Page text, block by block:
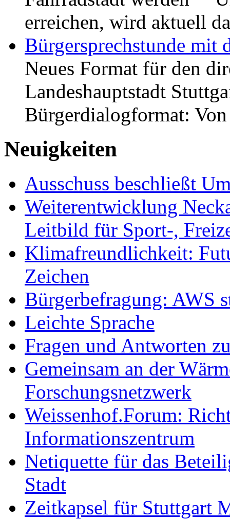
erreichen, wird aktuell
Bürgersprechstunde mit
Neues Format für den
Landeshauptstadt
Bürgerdialogformat:
Neuigkeiten
Ausschuss beschließt
Weiterentwicklung
Leitbild für Sport-,
Klimafreundlichkeit:
Zeichen
Bürgerbefragung: AWS
Leichte Sprache
Fragen und Antworten
Gemeinsam an der
Forschungsnetzwerk
Weissenhof.Forum:
Informationszentrum
Netiquette für das
Stadt
Zeitkapsel für Stuttgart